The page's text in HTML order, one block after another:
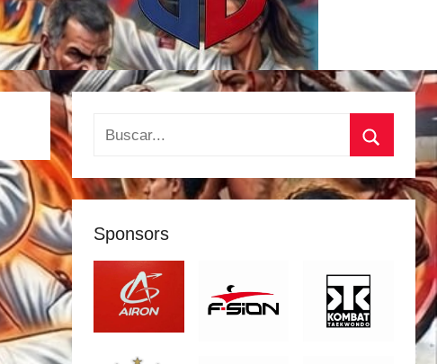
Buscar:
Buscar
Sponsors